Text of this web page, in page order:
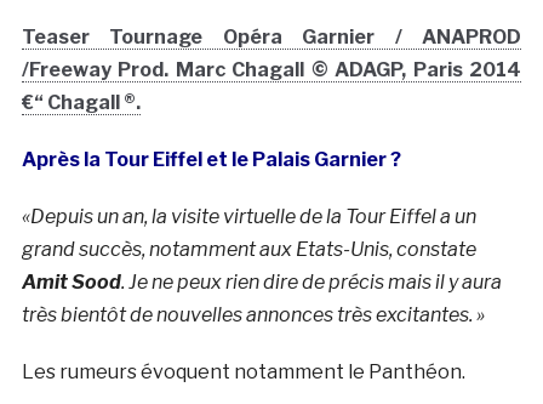
Teaser Tournage Opéra Garnier / ANAPROD
/Freeway Prod. Marc Chagall © ADAGP, Paris 2014
€“ Chagall ®.
Après la Tour Eiffel et le Palais Garnier ?
«Depuis un an, la visite virtuelle de la Tour Eiffel a un
grand succès, notamment aux Etats-Unis, constate
Amit Sood. Je ne peux rien dire de précis mais il y aura
très bientôt de nouvelles annonces très excitantes. »
Les rumeurs évoquent notamment le Panthéon.